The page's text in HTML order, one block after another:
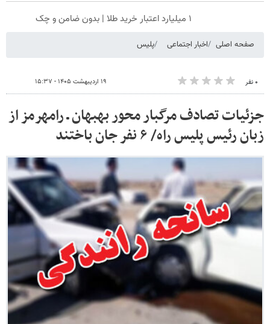
۱ میلیارد اعتبار خرید طلا | بدون ضامن و چک
صفحه اصلی اخبار اجتماعی پلیس
۰ نفر ۱۹ اردیبهشت ۱۴۰۵ - ۱۵:۳۷
جزئیات تصادف مرگبار محور بهبهان ـ رامهرمز از
زبان رئیس پلیس راه/ ۶ نفر جان باختند